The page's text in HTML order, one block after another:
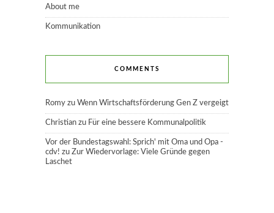
About me
Kommunikation
COMMENTS
Romy zu Wenn Wirtschaftsförderung Gen Z vergeigt
Christian zu Für eine bessere Kommunalpolitik
Vor der Bundestagswahl: Sprich' mit Oma und Opa -
cdv! zu Zur Wiedervorlage: Viele Gründe gegen
Laschet